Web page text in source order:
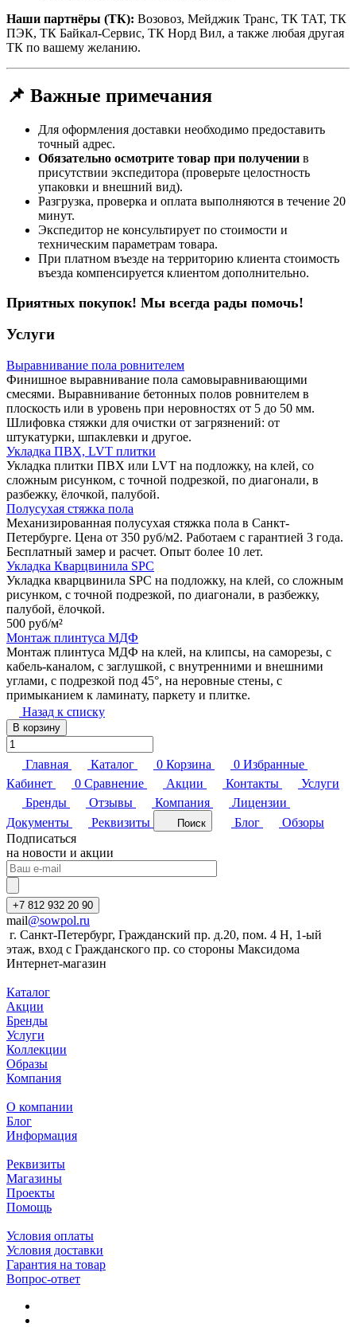
Наши партнёры (ТК): Возовоз, Мейджик Транс, ТК ТАТ, ТК
ПЭК, ТК Байкал-Сервис, ТК Норд Вил, а также любая другая
ТК по вашему желанию.
📌 Важные примечания
Для оформления доставки необходимо предоставить
точный адрес.
Обязательно осмотрите товар при получении в
присутствии экспедитора (проверьте целостность
упаковки и внешний вид).
Разгрузка, проверка и оплата выполняются в течение 20
минут.
Экспедитор не консультирует по стоимости и
техническим параметрам товара.
При платном въезде на территорию клиента стоимость
въезда компенсируется клиентом дополнительно.
Приятных покупок! Мы всегда рады помочь!
Услуги
Выравнивание пола ровнителем
Финишное выравнивание пола самовыравнивающими
смесями. Выравнивание бетонных полов ровнителем в
плоскость или в уровень при неровностях от 5 до 50 мм.
Шлифовка стяжки для очистки от загрязнений: от
штукатурки, шпаклевки и другое.
Укладка ПВХ, LVT плитки
Укладка плитки ПВХ или LVT на подложку, на клей, со
сложным рисунком, с точной подрезкой, по диагонали, в
разбежку, ёлочкой, палубой.
Полусухая стяжка пола
Механизированная полусухая стяжка пола в Санкт-
Петербурге. Цена от 350 руб/м2. Работаем с гарантией 3 года.
Бесплатный замер и расчет. Опыт более 10 лет.
Укладка Кварцвинила SPC
Укладка кварцвинила SPC на подложку, на клей, со сложным
рисунком, с точной подрезкой, по диагонали, в разбежку,
палубой, ёлочкой.
500 руб/м²
Монтаж плинтуса МДФ
Монтаж плинтуса МДФ на клей, на клипсы, на саморезы, с
кабель-каналом, с заглушкой, с внутренними и внешними
углами, с подрезкой под 45°, на неровные стены, с
примыканием к ламинату, паркету и плитке.
Назад к списку
В корзину
Главная Каталог 0 Корзина 0 Избранные
Кабинет
0 Сравнение Акции Контакты
Услуги
Бренды
Отзывы Компания
Лицензии
Документы
Реквизиты Поиск Блог
Обзоры
Подписаться
на новости и акции
+7 812 932 20 90
mail@sowpol.ru
г. Санкт-Петербург, Гражданский пр. д.20, пом. 4 Н, 1-ый
этаж, вход с Гражданского пр. со стороны Максидома
Интернет-магазин
Каталог
Акции
Бренды
Услуги
Коллекции
Образы
Компания
О компании
Блог
Информация
Реквизиты
Магазины
Проекты
Помощь
Условия оплаты
Условия доставки
Гарантия на товар
Вопрос-ответ